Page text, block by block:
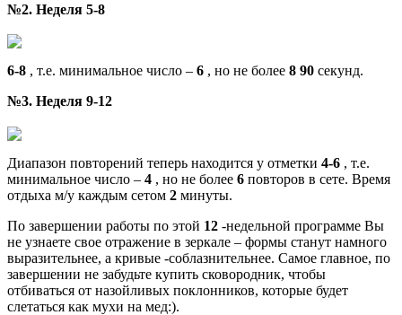
№2. Неделя 5-8
6-8 , т.е. минимальное число – 6 , но не более 8 90 секунд.
№3. Неделя 9-12
Диапазон повторений теперь находится у отметки 4-6 , т.е.
минимальное число – 4 , но не более 6 повторов в сете. Время
отдыха м/у каждым сетом 2 минуты.
По завершении работы по этой 12 -недельной программе Вы
не узнаете свое отражение в зеркале – формы станут намного
выразительнее, а кривые -соблазнительнее. Самое главное, по
завершении не забудьте купить сковородник, чтобы
отбиваться от назойливых поклонников, которые будет
слетаться как мухи на мед:).